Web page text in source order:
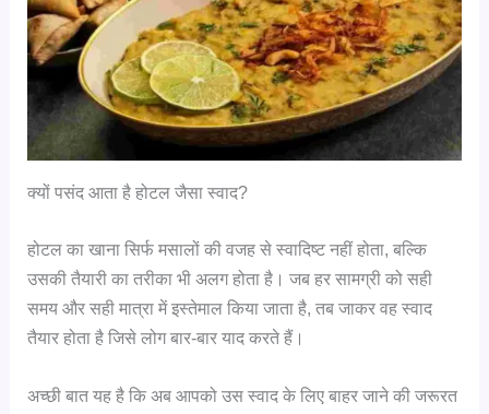
क्यों पसंद आता है होटल जैसा स्वाद?
होटल का खाना सिर्फ मसालों की वजह से स्वादिष्ट नहीं होता, बल्कि
उसकी तैयारी का तरीका भी अलग होता है। जब हर सामग्री को सही
समय और सही मात्रा में इस्तेमाल किया जाता है, तब जाकर वह स्वाद
तैयार होता है जिसे लोग बार-बार याद करते हैं।
अच्छी बात यह है कि अब आपको उस स्वाद के लिए बाहर जाने की जरूरत